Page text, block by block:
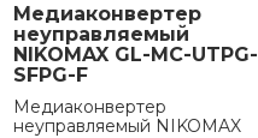
Медиаконвертер
неуправляемый
NIKOMAX GL-MC-UTPG-
SFPG-F
Медиаконвертер
неуправляемый NIKOMAX